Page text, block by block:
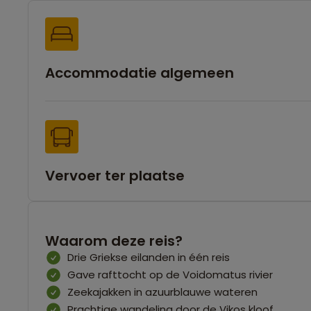
Accommodatie algemeen
Vervoer ter plaatse
Waarom deze reis?
Drie Griekse eilanden in één reis
Gave rafttocht op de Voidomatus rivier
Zeekajakken in azuurblauwe wateren